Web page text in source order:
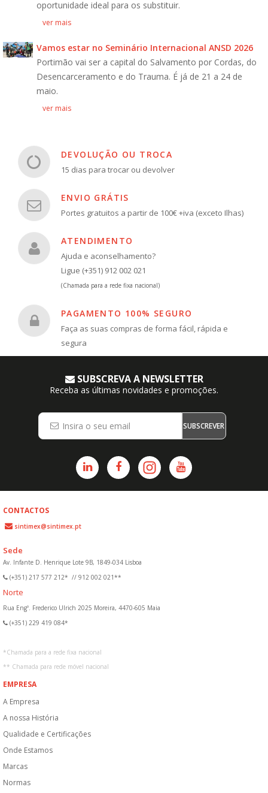
oportunidade ideal para os substituir.
ver mais
Vamos estar no Seminário Internacional ANSD 2026
Portimão vai ser a capital do Salvamento por Cordas, do
Desencarceramento e do Trauma. É já de 21 a 24 de
maio.
ver mais
DEVOLUÇÃO OU TROCA
15 dias para trocar ou devolver
ENVIO GRÁTIS
Portes gratuitos a partir de 100€ +iva (exceto Ilhas)
ATENDIMENTO
Ajuda e aconselhamento?
Ligue (+351) 912 002 021
(Chamada para a rede fixa nacional)
PAGAMENTO 100% SEGURO
Faça as suas compras de forma fácil, rápida e
segura
SUBSCREVA A NEWSLETTER
Receba as últimas novidades e promoções.
SUBSCREVER
CONTACTOS
sintimex@sintimex.pt
Sede
Av. Infante D. Henrique Lote 9B, 1849-034 Lisboa
(+351) 217 577 212* // 912 002 021**
Norte
Rua Engº. Frederico Ulrich 2025 Moreira, 4470-605 Maia
(+351) 229 419 084*
*Chamada para a rede fixa nacional
** Chamada para rede móvel nacional
EMPRESA
A Empresa
A nossa História
Qualidade e Certificações
Onde Estamos
Marcas
Normas